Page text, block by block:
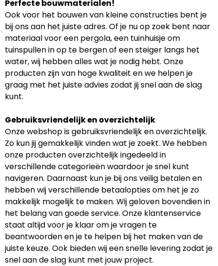
Perfecte bouwmaterialen!
Ook voor het bouwen van kleine constructies bent je
bij ons aan het juiste adres. Of je nu op zoek bent naar
materiaal voor een pergola, een tuinhuisje om
tuinspullen in op te bergen of een steiger langs het
water, wij hebben alles wat je nodig hebt. Onze
producten zijn van hoge kwaliteit en we helpen je
graag met het juiste advies zodat jij snel aan de slag
kunt.
Gebruiksvriendelijk en overzichtelijk
Onze webshop is gebruiksvriendelijk en overzichtelijk.
Zo kun jij gemakkelijk vinden wat je zoekt. We hebben
onze producten overzichtelijk ingedeeld in
verschillende categorieën waardoor je snel kunt
navigeren. Daarnaast kun je bij ons veilig betalen en
hebben wij verschillende betaalopties om het je zo
makkelijk mogelijk te maken. Wij geloven bovendien in
het belang van goede service. Onze klantenservice
staat altijd voor je klaar om je vragen te
beantwoorden en je te helpen bij het maken van de
juiste keuze. Ook bieden wij een snelle levering zodat je
snel aan de slag kunt met jouw project.